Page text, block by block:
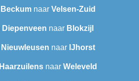
Beckumnaar Velsen-Zuid
Diepenveen naar Blokzijl
Nieuwleusen naar IJhorst
Haarzuilensnaar Weleveld